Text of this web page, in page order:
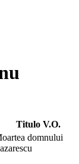
Titulo V.O.
domnului